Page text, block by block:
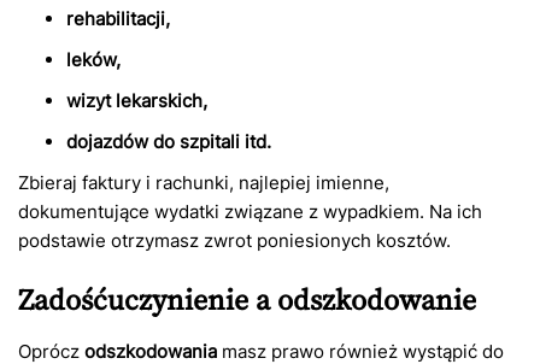
rehabilitacji,
leków,
wizyt lekarskich,
dojazdów do szpitali itd.
Zbieraj faktury i rachunki, najlepiej imienne,
dokumentujące wydatki związane z wypadkiem. Na ich
podstawie otrzymasz zwrot poniesionych kosztów.
Zadośćuczynienie a odszkodowanie
Oprócz odszkodowania masz prawo również wystąpić do